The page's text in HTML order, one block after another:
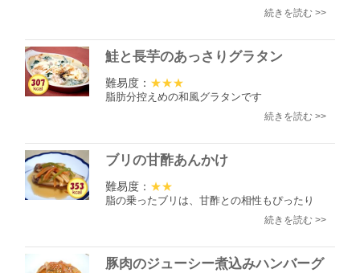
続きを読む >>
鮭と長芋のあっさりグラタン
難易度： ★★★
脂肪分控えめの和風グラタンです
続きを読む >>
ブリの甘酢あんかけ
難易度： ★★
脂の乗ったブリは、甘酢との相性もぴったり
続きを読む >>
豚肉のジューシー煮込みハンバーグ